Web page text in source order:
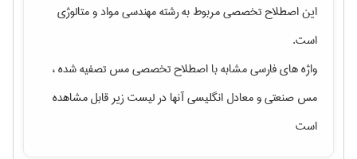
این اصطلاح تخصصی مربوط به رشتهمهندسی مواد و متالوژی
است.
واژه های فارسی مشابه با اصطلاح تخصصیمس تصفیه شده ،
مس صنعتیو معادل انگلیسی آنها در لیست زیر قابل مشاهده
است